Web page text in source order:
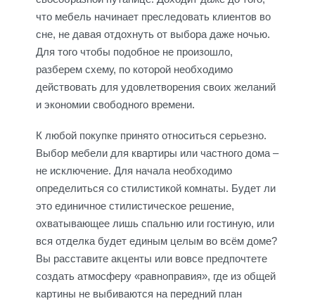
что мебель начинает преследовать клиентов во
сне, не давая отдохнуть от выбора даже ночью.
Для того чтобы подобное не произошло,
разберем схему, по которой необходимо
действовать для удовлетворения своих желаний
и экономии свободного времени.
К любой покупке принято относиться серьезно.
Выбор мебели для квартиры или частного дома –
не исключение. Для начала необходимо
определиться со стилистикой комнаты. Будет ли
это единичное стилистическое решение,
охватывающее лишь спальню или гостиную, или
вся отделка будет единым целым во всём доме?
Вы расставите акценты или вовсе предпочтете
создать атмосферу «равноправия», где из общей
картины не выбиваются на передний план